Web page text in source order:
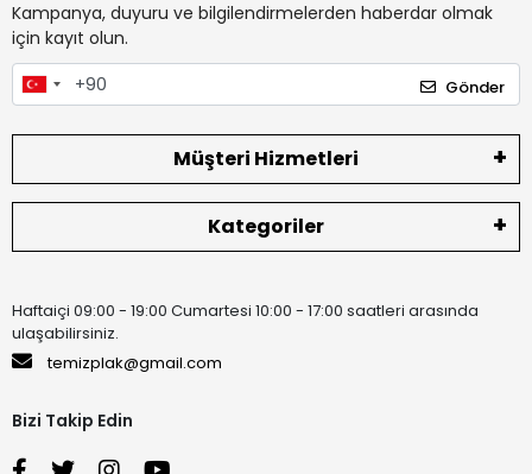
Kampanya, duyuru ve bilgilendirmelerden haberdar olmak
için kayıt olun.
Gönder
Müşteri Hizmetleri
Kategoriler
Haftaiçi 09:00 - 19:00 Cumartesi 10:00 - 17:00 saatleri arasında
ulaşabilirsiniz.
temizplak@gmail.com
Bizi Takip Edin